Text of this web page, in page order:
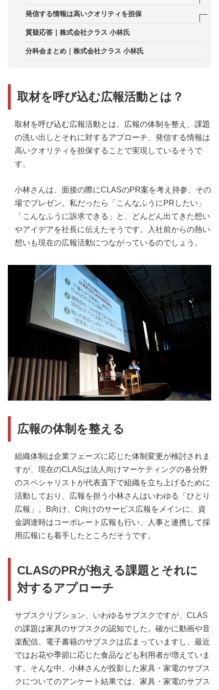
家具・家電を“借りる”ということに対する認知
他人が使った家具・家電を使うことに対する抵抗
家具・家電のサブスク＝安く借りられる／買うより
発信する情報は高いクオリティを担保
ターゲットメディアの選定
メディアに届けるためのキーワードを採用
質疑応答｜株式会社クラス 小林氏
分科会まとめ｜株式会社クラス 小林氏
取材を呼び込む広報活動とは？
取材を呼び込む広報活動とは、広報の体制を整え、課題
の洗い出しとそれに対するアプローチ、発信する情報は
高いクオリティを担保することで実現しているそうで
す。
小林さんは、面接の際にCLASのPR案を考え持参、その
場でプレゼン。私だったら「こんなふうにPRしたい」
「こんなふうに訴求できる」と、どんどん出てきた想い
やアイデアを社長に伝えたそうです。入社前からの熱い
想いも現在の広報活動につながっているのでしょう。
広報の体制を整える
組織体制は企業フェーズに応じた体制変更が検討されま
すが、現在のCLASは法人向けマーケティングの各分野
のスペシャリストが代表直下で組織を立ち上げるために
活動しており、広報を担う小林さんはいわゆる「ひとり
広報」。B向け、C向けのサービス広報をメインに、資
金調達時はコーポレート広報も行い、人事と連携して採
用広報にも着手したところだそうです。
CLASのPRが抱える課題とそれに
対するアプローチ
サブスクリプション、いわゆるサブスクですが、CLAS
の課題は家具のサブスクの認知でした。確かに動画や音
楽配信、電子書籍のサブスクは広まっていますし、最近
ではお花や季節に応じた食品なども利用者が増えていま
す。そんな中、小林さんが投影した家具・家電のサブス
クについてのアンケート結果では、家具・家電のサブス